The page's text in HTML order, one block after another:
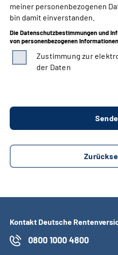
meiner personenbezogenen
bin damit einverstanden.
Die Datenschutzbestimmungen und
Zustimmung zur
der Daten
Kontakt Deutsche
0800 1000 4800